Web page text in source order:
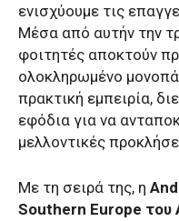
ενισχύουμε τις
Μέσα από αυτήν την
φοιτητές αποκτούν
ολοκληρωμένο
πρακτική εμπειρία,
εφόδια για να
μελλοντικές
Με τη σειρά της, η
Southern Europe του